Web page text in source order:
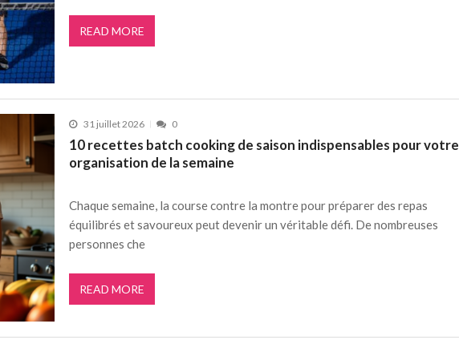
READ MORE
31 juillet 2026 0
10 recettes batch cooking de saison indispensables pour votre
organisation de la semaine
Chaque semaine, la course contre la montre pour préparer des repas
équilibrés et savoureux peut devenir un véritable défi. De nombreuses
personnes che
READ MORE